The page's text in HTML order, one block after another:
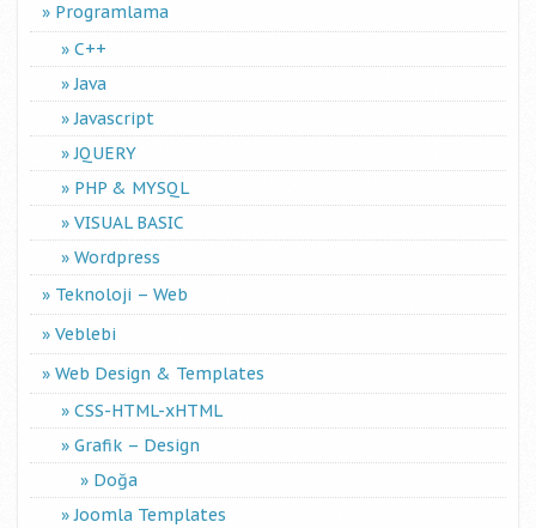
Programlama
C++
Java
Javascript
JQUERY
PHP & MYSQL
VISUAL BASIC
Wordpress
Teknoloji – Web
Veblebi
Web Design & Templates
CSS-HTML-xHTML
Grafik – Design
Doğa
Joomla Templates